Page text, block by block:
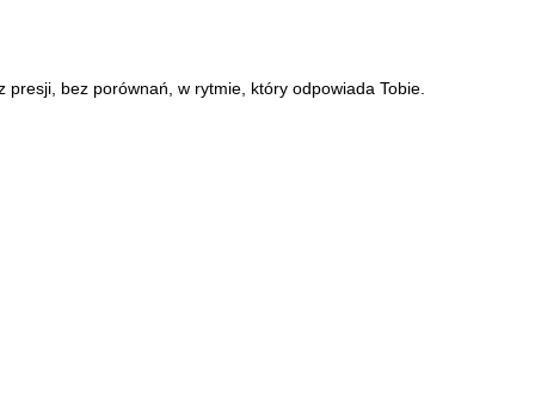
bez porównań, w rytmie, który odpowiada Tobie.